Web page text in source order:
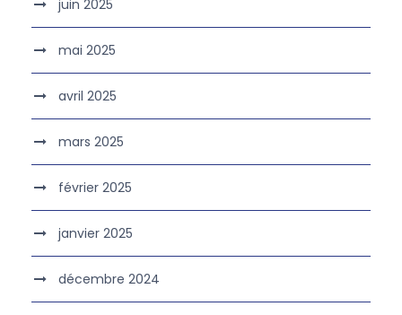
juin 2025
mai 2025
avril 2025
mars 2025
février 2025
janvier 2025
décembre 2024